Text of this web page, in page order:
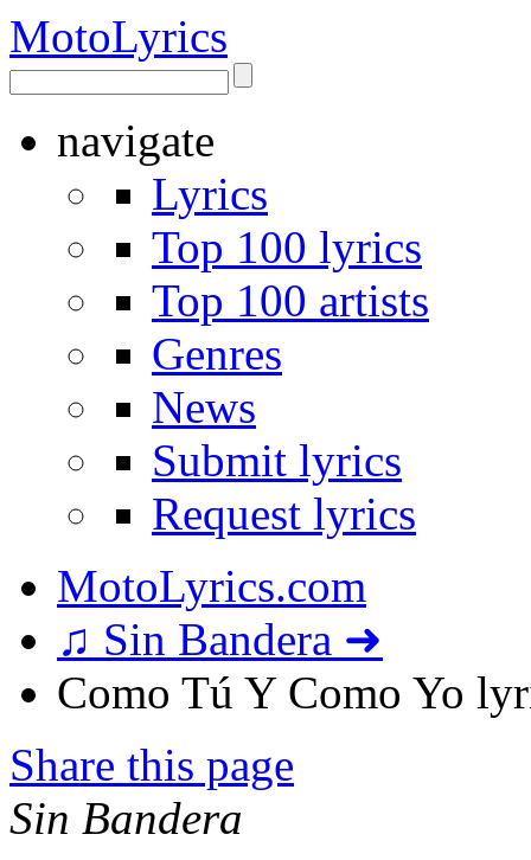
MotoLyrics
navigate
Lyrics
Top 100 lyrics
Top 100 artists
Genres
News
Submit lyrics
Request lyrics
MotoLyrics.com
♫ Sin Bandera ➜
Como Tú Y Como Yo
Share this page
Sin Bandera